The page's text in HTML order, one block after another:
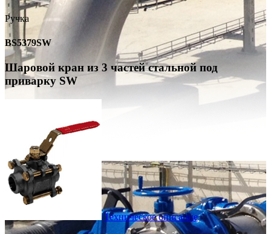
Ручка
BS5379SW
Шаровой кран из 3 частей стальной под
приварку SW
Техническое описание